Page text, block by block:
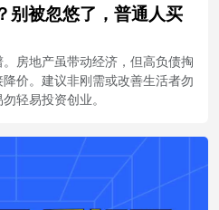
别被忽悠了，普通人买
房地产虽带动经济，但高负债掏
价。建议非刚需或改善生活者勿
轻易投资创业。